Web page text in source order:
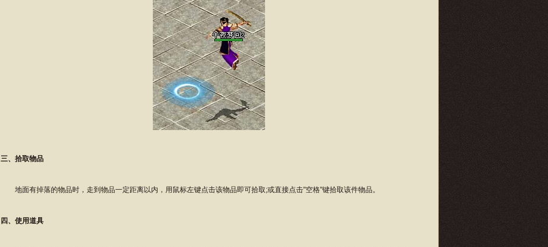
三、拾取物品
地面有掉落的物品时，走到物品一定距离以内，用鼠标左键点击该物品即可拾取;或直接点击"空格"键拾取该件物品。
四、使用道具